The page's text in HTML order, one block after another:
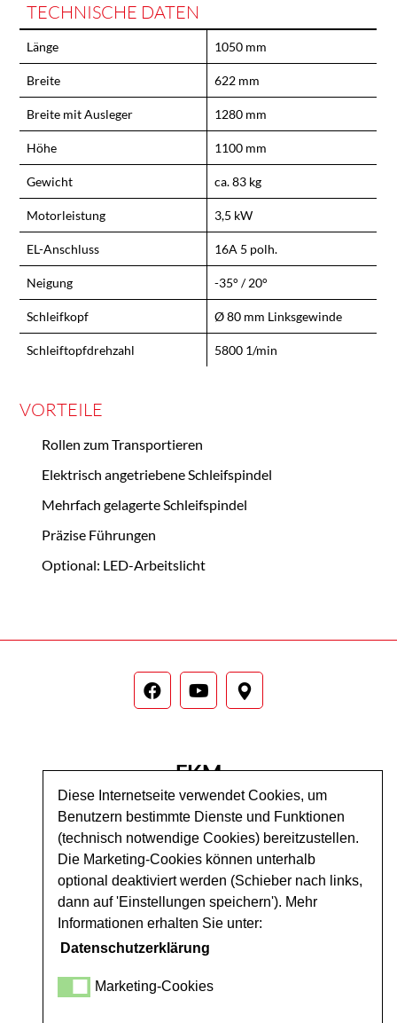
Diese Internetseite verwendet Cookies, um
Benutzern bestimmte Dienste und Funktionen
(technisch notwendige Cookies) bereitzustellen.
Die Marketing-Cookies können unterhalb
optional deaktiviert werden (Schieber nach links,
dann auf 'Einstellungen speichern'). Mehr
Informationen erhalten Sie unter:
Datenschutzerklärung
Marketing-Cookies
TECHNISCHE DATEN
Länge 1050 mm
Breite 622 mm
Breite mit Ausleger 1280 mm
Höhe 1100 mm
Gewicht ca. 83 kg
Motorleistung 3,5 kW
EL-​Anschluss 16A 5 polh.
Neigung -35° /​ 20°
Schleifkopf Ø 80 mm Linksgewinde
Schleiftopfdrehzahl 5800 1/​min
VORTEILE
Rollen zum Transportieren
Elektrisch angetriebene Schleifspindel
Mehrfach gelagerte Schleifspindel
Präzise Führungen
Optional: LED-​Arbeitslicht
FKM
SCHLEIFSYSTEMTECHNIK GmbH
Zustelladresse:Bahnhofstraße 2, A‑4481 Asten
T: +43 (0) 7238 /​ 30 603
F: +43 (0) 7238 /​ 30 603–10
office@fkm-tec.at
JOBS
DOWNLOADS